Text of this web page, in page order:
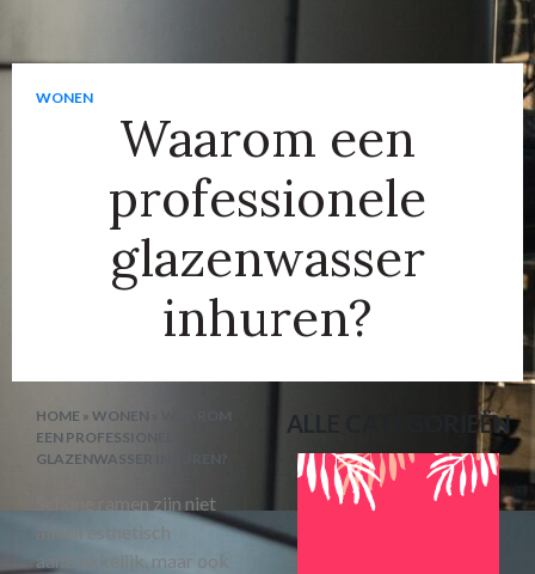
WONEN
Waarom een
professionele
glazenwasser
inhuren?
HOME » WONEN
WAAROM
EEN PROFESSIONELE
GLAZENWASSER INHUREN?
Schone ramen zijn niet
alleen esthetisch
aantrekkelijk, maar ook
ALLE CATEGORIEËN